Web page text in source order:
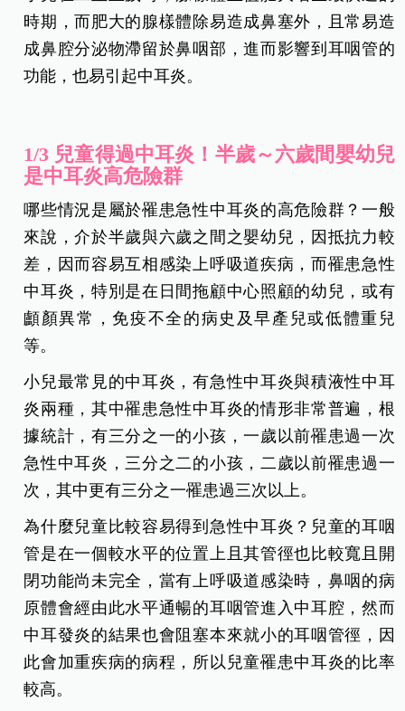
時期，而肥大的腺樣體除易造成鼻塞外，且常易造
成鼻腔分泌物滯留於鼻咽部，進而影響到耳咽管的
功能，也易引起中耳炎。
1/3 兒童得過中耳炎！半歲～六歲間嬰幼兒
是中耳炎高危險群
哪些情況是屬於罹患急性中耳炎的高危險群？一般
來說，介於半歲與六歲之間之嬰幼兒，因抵抗力較
差，因而容易互相感染上呼吸道疾病，而罹患急性
中耳炎，特別是在日間拖顧中心照顧的幼兒，或有
顱顏異常，免疫不全的病史及早產兒或低體重兒
等。
小兒最常見的中耳炎，有急性中耳炎與積液性中耳
炎兩種，其中罹患急性中耳炎的情形非常普遍，根
據統計，有三分之一的小孩，一歲以前罹患過一次
急性中耳炎，三分之二的小孩，二歲以前罹患過一
次，其中更有三分之一罹患過三次以上。
為什麼兒童比較容易得到急性中耳炎？兒童的耳咽
管是在一個較水平的位置上且其管徑也比較寬且開
閉功能尚未完全，當有上呼吸道感染時，鼻咽的病
原體會經由此水平通暢的耳咽管進入中耳腔，然而
中耳發炎的結果也會阻塞本來就小的耳咽管徑，因
此會加重疾病的病程，所以兒童罹患中耳炎的比率
較高。